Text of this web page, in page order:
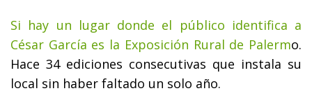
Si hay un lugar donde el público identifica a
César García es la Exposición Rural de Palermo.
Hace 34 ediciones consecutivas que instala su
local sin haber faltado un solo año.